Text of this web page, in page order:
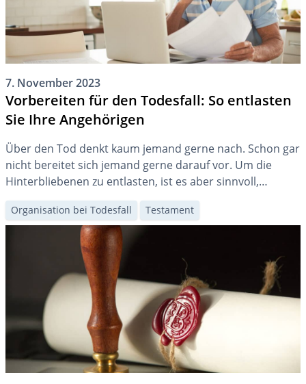
7. November 2023
Vorbereiten für den Todesfall: So entlasten
Sie Ihre Angehörigen
Über den Tod denkt kaum jemand gerne nach. Schon gar
nicht bereitet sich jemand gerne darauf vor. Um die
Hinterbliebenen zu entlasten, ist es aber sinnvoll,
bestimmte Dokumente gut zugänglich aufzubewahren
und gewisse Vorkehrungen zu treffen.
Organisation bei Todesfall Testament